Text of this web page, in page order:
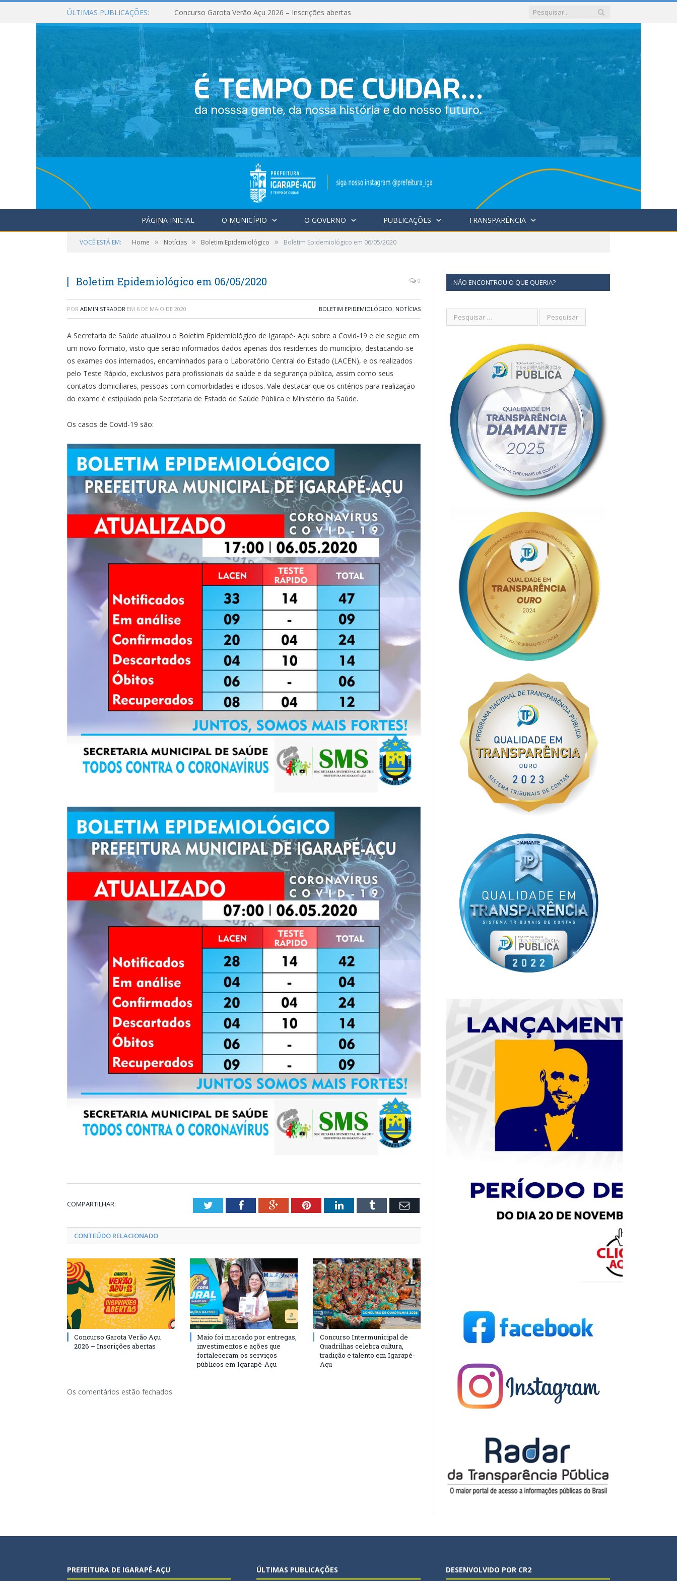
ÚLTIMAS PUBLICAÇÕES: Concurso Garota Verão Açu 2026 – Inscrições abertas
PÁGINA INICIAL O MUNICÍPIO O GOVERNO PUBLICAÇÕES TRANSPARÊNCIA
VOCÊ ESTÁ EM: Home » Notícias » Boletim Epidemiológico » Boletim Epidemiológico em 06/05/2020
Boletim Epidemiológico em 06/05/2020 0
POR ADMINISTRADOR EM 6 DE MAIO DE 2020 BOLETIM EPIDEMIOLÓGICO, NOTÍCIAS
A Secretaria de Saúde atualizou o Boletim Epidemiológico de Igarapé- Açu sobre a Covid-19 e ele segue em
um novo formato, visto que serão informados dados apenas dos residentes do município, destacando-se
os exames dos internados, encaminhados para o Laboratório Central do Estado (LACEN), e os realizados
pelo Teste Rápido, exclusivos para profissionais da saúde e da segurança pública, assim como seus
contatos domiciliares, pessoas com comorbidades e idosos. Vale destacar que os critérios para realização
do exame é estipulado pela Secretaria de Estado de Saúde Pública e Ministério da Saúde.
Os casos de Covid-19 são:
COMPARTILHAR: TwitterFacebookGoogle+PinterestLinkedInTumblr Email
CONTEÚDO RELACIONADO
Concurso Garota Verão Açu
2026 – Inscrições abertas
Maio foi marcado por entregas,
investimentos e ações que
fortaleceram os serviços
públicos em Igarapé-Açu
Concurso Intermunicipal de
Quadrilhas celebra cultura,
tradição e talento em Igarapé-
Açu
Os comentários estão fechados.
NÃO ENCONTROU O QUE QUERIA?
PREFEITURA DE IGARAPÉ-AÇU ÚLTIMAS PUBLICAÇÕES DESENVOLVIDO POR CR2